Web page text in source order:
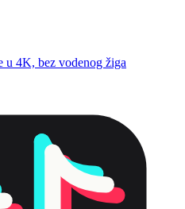
u 4K, bez vodenog žiga